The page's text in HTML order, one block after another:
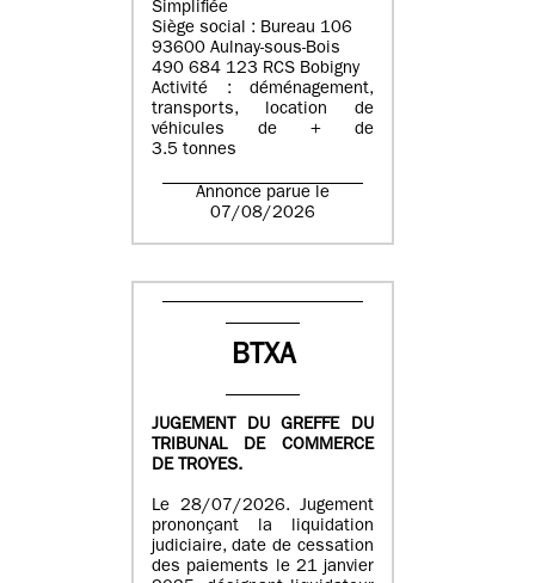
Simplifiée
Siège social : Bureau 106
93600 Aulnay-sous-Bois
490 684 123 RCS Bobigny
Activité : déménagement,
transports, location de
véhicules de + de
3.5 tonnes
Annonce parue le
07/08/2026
BTXA
JUGEMENT DU GREFFE DU
TRIBUNAL DE COMMERCE
DE TROYES.
Le 28/07/2026. Jugement
prononçant la liquidation
judiciaire, date de cessation
des paiements le 21 janvier